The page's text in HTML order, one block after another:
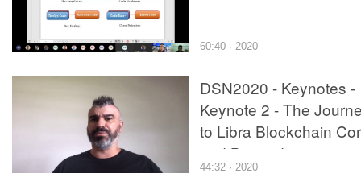
60:40 · 2020
DSN2020 - Keynotes -
Keynote 2 - The
to Libra Blockchain
and Beyond
44:32 · 2020